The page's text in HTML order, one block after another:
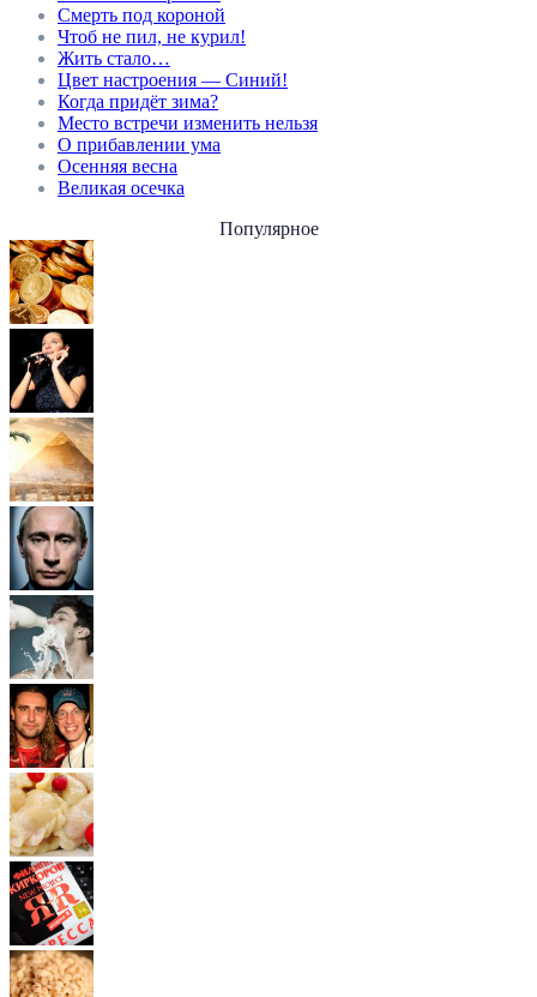
Смерть под короной
Чтоб не пил, не курил!
Жить стало…
Цвет настроения — Синий!
Когда придёт зима?
Место встречи изменить нельзя
О прибавлении ума
Осенняя весна
Великая осечка
Популярное